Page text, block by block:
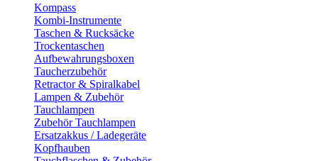
Kompass
Kombi-Instrumente
Taschen & Rucksäcke
Trockentaschen
Aufbewahrungsboxen
Taucherzubehör
Retractor & Spiralkabel
Lampen & Zubehör
Tauchlampen
Zubehör Tauchlampen
Ersatzakkus / Ladegeräte
Kopfhauben